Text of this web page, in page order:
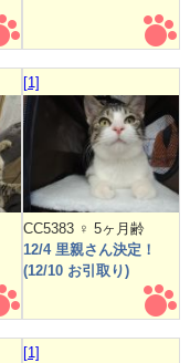
[1]
CC5383 ♀ 5ヶ月齢
12/4 里親さん決定！
(12/10 お引取り)
[1]